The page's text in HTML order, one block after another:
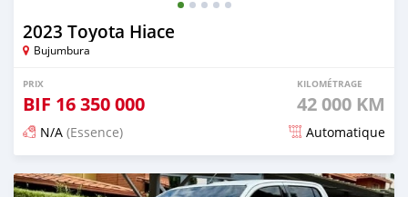
2023 Toyota Hiace
Bujumbura
PRIX
BIF 16 350 000
KILOMÉTRAGE
42 000 KM
N/A (Essence) Automatique
Publié il y a 4 mois